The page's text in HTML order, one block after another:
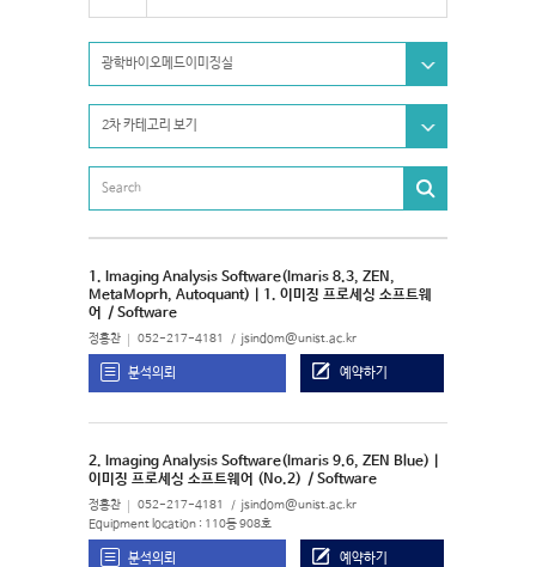
광학바이오메드이미징실
2차 카테고리 보기
1. Imaging Analysis Software(Imaris 8.3, ZEN,
MetaMoprh, Autoquant) | 1. 이미징 프로세싱 소프트웨
어 / Software
정홍찬 052-217-4181 jsindom@unist.ac.kr
분석의뢰 예약하기
2. Imaging Analysis Software(Imaris 9.6, ZEN Blue) |
이미징 프로세싱 소프트웨어 (No.2) / Software
정홍찬 052-217-4181 jsindom@unist.ac.kr
Equipment location : 110동 908호
분석의뢰 예약하기